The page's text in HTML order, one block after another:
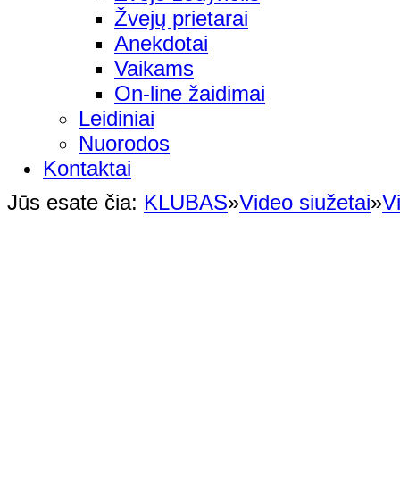
Žvejų prietarai
Anekdotai
Vaikams
On-line žaidimai
Leidiniai
Nuorodos
Kontaktai
Jūs esate čia: KLUBAS»Video siužetai»